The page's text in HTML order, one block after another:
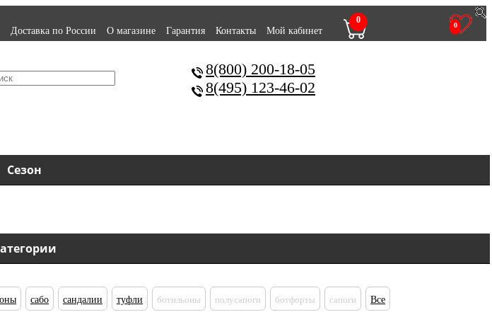
0
0
Доставка по России
О магазине Гарантия Контакты Мой кабинет
8(800) 200-18-05
8(495) 123-46-02
Сезон
сабо сандалии туфли ботильоны полусапоги ботфорты сапоги Все